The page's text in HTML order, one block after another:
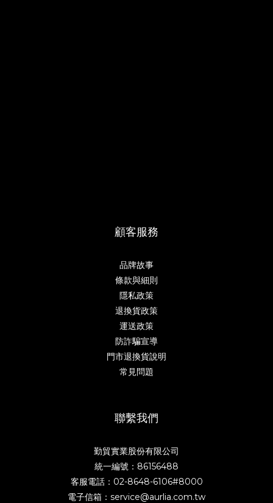
顧客服務
品牌故事
條款與細則
隱私政策
退換貨政策
運送政策
防詐騙宣導
門市退換貨說明
常見問題
聯繫我們
勤貿實業股份有限公司
統一編號：86156488
客服電話：02-8648-6106#8000
電子信箱：service@aurlia.com.tw